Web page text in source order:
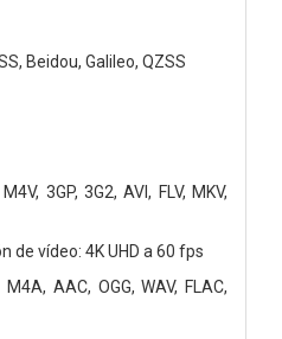
Beidou, Galileo, QZSS
3GP, 3G2, AVI, FLV, MKV,
de vídeo: 4K UHD a 60 fps
AAC, OGG, WAV, FLAC,